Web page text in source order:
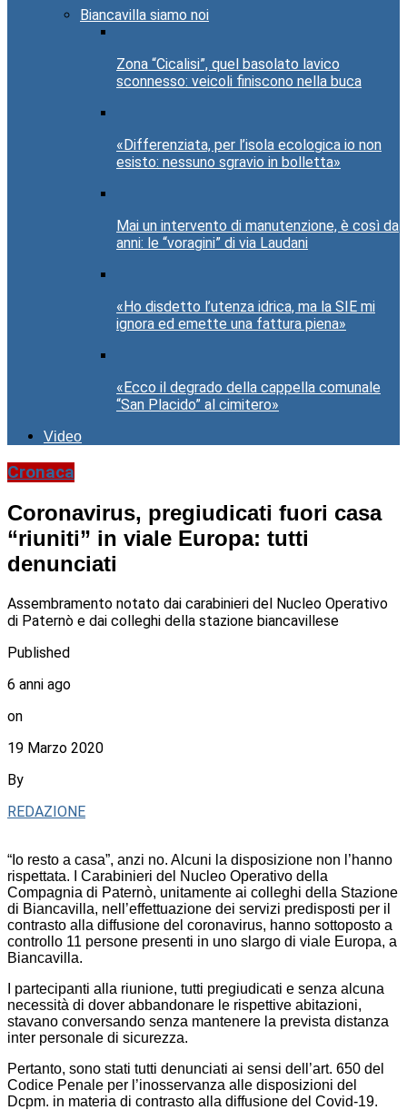
Biancavilla siamo noi
Zona “Cicalisi”, quel basolato lavico
sconnesso: veicoli finiscono nella buca
«Differenziata, per l’isola ecologica io non
esisto: nessuno sgravio in bolletta»
Mai un intervento di manutenzione, è così da
anni: le “voragini” di via Laudani
«Ho disdetto l’utenza idrica, ma la SIE mi
ignora ed emette una fattura piena»
«Ecco il degrado della cappella comunale
“San Placido” al cimitero»
Video
Cronaca
Coronavirus, pregiudicati fuori casa
“riuniti” in viale Europa: tutti
denunciati
Assembramento notato dai carabinieri del Nucleo Operativo
di Paternò e dai colleghi della stazione biancavillese
Published
6 anni ago
on
19 Marzo 2020
By
REDAZIONE
“Io resto a casa”, anzi no. Alcuni la disposizione non l’hanno
rispettata. I Carabinieri del Nucleo Operativo della
Compagnia di Paternò, unitamente ai colleghi della Stazione
di Biancavilla, nell’effettuazione dei servizi predisposti per il
contrasto alla diffusione del coronavirus, hanno sottoposto a
controllo 11 persone presenti in uno slargo di viale Europa, a
Biancavilla.
I partecipanti alla riunione, tutti pregiudicati e senza alcuna
necessità di dover abbandonare le rispettive abitazioni,
stavano conversando senza mantenere la prevista distanza
inter personale di sicurezza.
Pertanto, sono stati tutti denunciati ai sensi dell’art. 650 del
Codice Penale per l’inosservanza alle disposizioni del
Dcpm. in materia di contrasto alla diffusione del Covid-19.